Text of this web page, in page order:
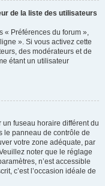
de la liste des utilisateurs
« Préférences du forum »,
». Si vous activez cette
des modérateurs et de
étant un utilisateur
un fuseau horaire différent du
le panneau de contrôle de
votre zone adéquate, par
noter que le réglage
n’est accessible
c’est l’occasion idéale de